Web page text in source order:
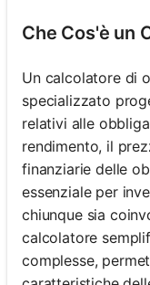
Che Cos'è un
Un calcolatore di
specializzato
relativi alle
rendimento, il
finanziarie delle
essenziale per
chiunque sia
calcolatore
complesse,